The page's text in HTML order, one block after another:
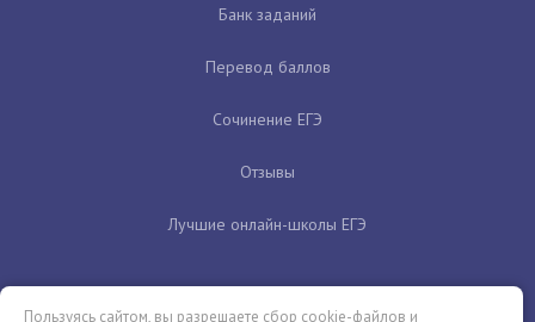
Банк заданий
Перевод баллов
Сочинение ЕГЭ
Отзывы
Лучшие онлайн-школы ЕГЭ
Пользуясь сайтом, вы разрешаете сбор cookie-файлов и